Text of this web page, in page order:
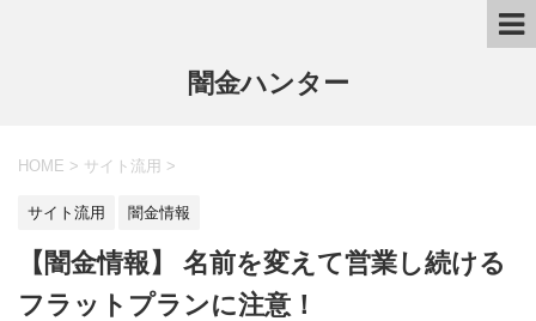
闇金ハンター
HOME > サイト流用 >
サイト流用 闇金情報
【闇金情報】 名前を変えて営業し続ける
フラットプランに注意！